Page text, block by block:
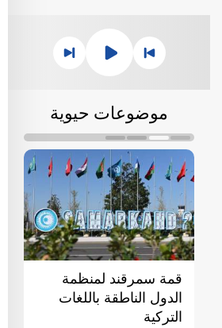
موضوعات حيوية
قمة سمرقند لمنظمة
الدول الناطقة باللغات
التركية